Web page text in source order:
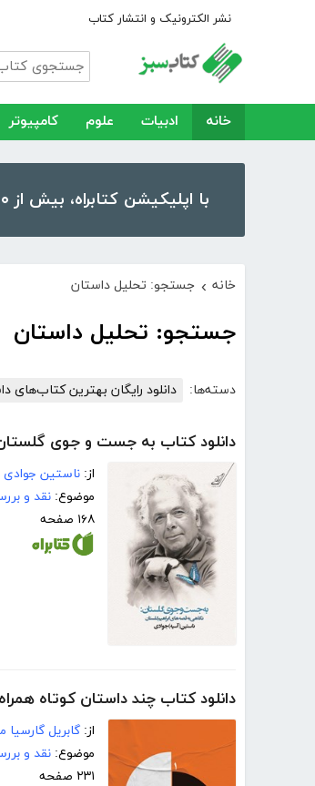
نشر الکترونیک و انتشار کتاب
خانه ادبیات علوم کامپیوتر
با اپلیکیشن کتابراه، بیش از ۵۰،۰۰۰ کتاب، کتاب صوتی و رمان را در موبایل و تبلت خود داشته باشید!
خانه › جستجو: تحلیل داستان
جستجو: تحلیل داستان
دسته‌ها: دانلود رایگان بهترین کتاب‌های
دانلود کتاب به جست‌ و جوی
از: ناستین جوادی
موضوع: نقد و
۱۶۸ صفحه
دانلود کتاب چند داستان کوتاه همراه
از: گابریل گارسیا
موضوع: نقد و
۲۳۱ صفحه